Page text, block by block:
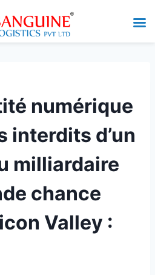
numérique
interdits d’un
milliardaire
chance
Valley :